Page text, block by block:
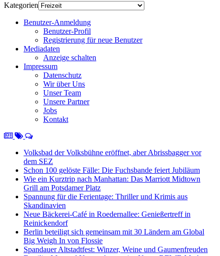
Kategorien
Benutzer-Anmeldung
Benutzer-Profil
Registrierung für neue Benutzer
Mediadaten
Anzeige schalten
Impressum
Datenschutz
Wir über Uns
Unser Team
Unsere Partner
Jobs
Kontakt
Volksbad der Volksbühne eröffnet, aber Abrissbagger vor
dem SEZ
Schon 100 gelöste Fälle: Die Fuchsbande feiert Jubiläum
Wie ein Kurztrip nach Manhattan: Das Marriott Midtown
Grill am Potsdamer Platz
Spannung für die Ferientage: Thriller und Krimis aus
Skandinavien
Neue Bäckerei-Café in Roedernallee: Genießertreff in
Reinickendorf
Berlin beteiligt sich gemeinsam mit 30 Ländern am Global
Big Weigh In von Flossie
Spandauer Altstadtfest: Winzer, Weine und Gaumenfreuden